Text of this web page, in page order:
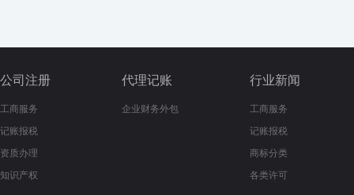
公司注册
工商服务
记账报税
资质办理
知识产权
代理记账
企业财务外包
行业新闻
工商服务
记账报税
商标分类
各类许可